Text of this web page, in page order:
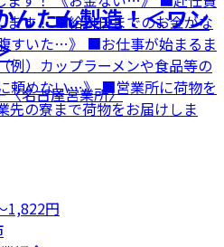
ます！ ■給料日までのお金がな
すいた…》 ■お仕事が始まるま
例）カップラーメンや食品等の
頼めない…》 ■営業所に荷物を
の寮まで荷物をお届けしま
んたん製造！＜ワン
〈名古屋営業所〉
1,822円